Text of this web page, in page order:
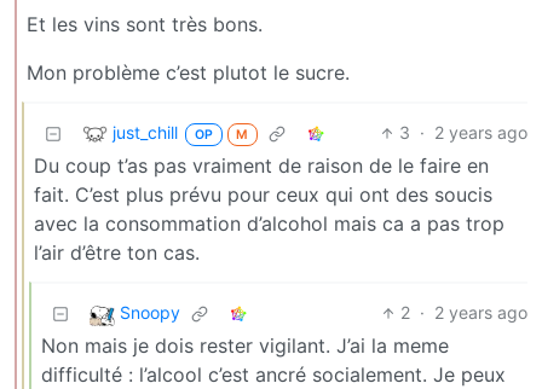
Et les vins sont très bons.
Mon problème c’est plutot le sucre.
just_chill OP M 3 · 2 years ago
Du coup t’as pas vraiment de raison de le faire en
fait. C’est plus prévu pour ceux qui ont des soucis
avec la consommation d’alcohol mais ca a pas trop
l’air d’être ton cas.
Snoopy 2 · 2 years ago
Non mais je dois rester vigilant. J’ai la meme
difficulté : l’alcool c’est ancré socialement. Je peux